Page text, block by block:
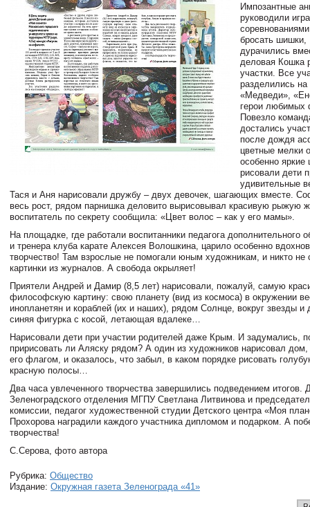
Импозантные
руководили
бросать шишки,
дурачились
деловая Кошка
участки. Все
разделились
«Медведи»,
герои любимых
Повезло
достались
после дождя
цветные мелки
особенно яркие
рисовали дети
удивительные
Тася и Аня нарисовали дружбу – двух девочек, шагающих вместе.
весь рост, рядом парнишка деловито вырисовывал красивую рыжую
воспитатель по секрету сообщила: «Цвет волос – как у его мамы».
На площадке, где работали воспитанники педагога дополнительного
и тренера клуба карате Алексея Волошкина, царило особенно
творчество! Там взрослые не помогали юным художникам, и никто не
картинки из журналов. А свобода окрыляет!
Приятели Андрей и Дамир (8,5 лет) нарисовали, пожалуй, самую
философскую картину: свою планету (вид из космоса) в окружении
инопланетян и кораблей (их и наших), рядом Солнце, вокруг звезды и
синяя фигурка с косой, летающая вдалеке…
Нарисовали дети при участии родителей даже Крым. И задумались,
пририсовать ли Аляску рядом? А один из художников нарисовал дом,
его флагом, и оказалось, что забыл, в каком порядке рисовать
красную полосы…
Два часа увлеченного творчества завершились подведением итогов.
Зеленоградского отделения МГПУ Светлана Литвинова и
комиссии, педагог художественной студии Детского центра «Моя
Прохорова наградили каждого участника дипломом и подарком. А
творчества!
С.Серова, фото автора
Рубрика: Общество
Издание: Окружная газета Зеленограда «41»